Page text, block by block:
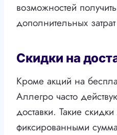
возможностей
дополнительных
Скидки на
Кроме акций на
Аллегро часто
доставки. Такие скидки
фиксированными